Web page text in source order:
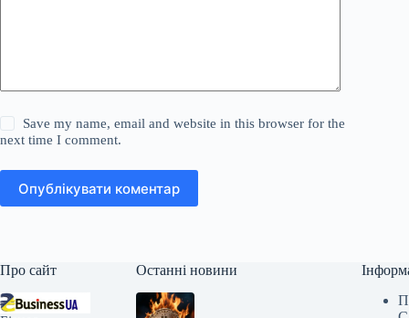
Save my name, email and website in this browser for the
next time I comment.
Опублікувати коментар
Про сайт Останні новини